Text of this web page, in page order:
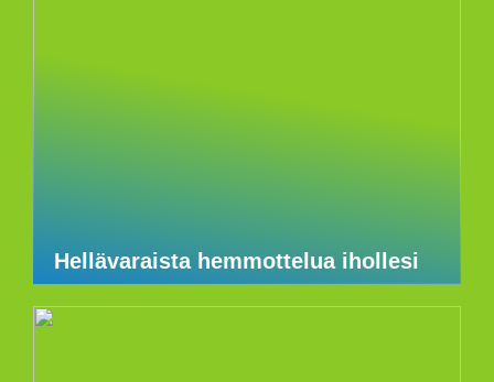
Hellävaraista hemmottelua ihollesi